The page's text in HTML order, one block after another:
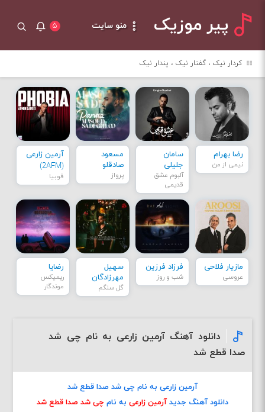
پیر موزیک منو سایت ۵
کردار نیک ، گفتار نیک ، پندار نیک
رضا بهرام
نیمی از من
سامان
جلیلی
آلبوم عشق
قدیمی
مسعود
صادقلو
پرواز
آرمین زارعی
(2AFM)
فوبیا
مازیار فلاحی
عروسی
فرزاد فرزین
شب و روز
سهیل
مهرزادگان
گل سنگم
رضایا
ریمیکس
موندگار
دانلود آهنگ آرمین زارعی به نام چی شد
صدا قطع شد
آرمین زارعی به نام چی شد صدا قطع شد
دانلود آهنگ جدید آرمین زارعی به نام چی شد صدا قطع شد